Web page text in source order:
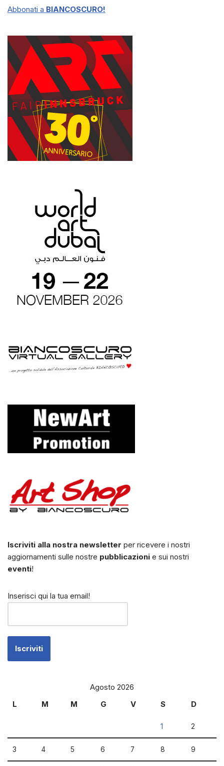
Abbonati a BIANCOSCURO!
Iscriviti alla nostra newsletter per ricevere i nostri
aggiornamenti sulle nostre pubblicazioni e sui nostri
eventi!
Inserisci qui la tua email!
Agosto 2026
L
M M G V S D
1 2
3 4 5 6 7 8 9